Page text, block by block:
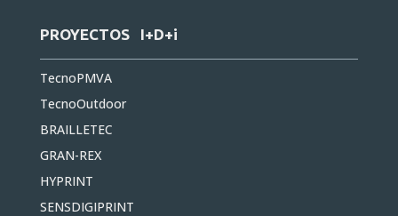
PROYECTOS I+D+i
TecnoPMVA
TecnoOutdoor
BRAILLETEC
GRAN-REX
HYPRINT
SENSDIGIPRINT